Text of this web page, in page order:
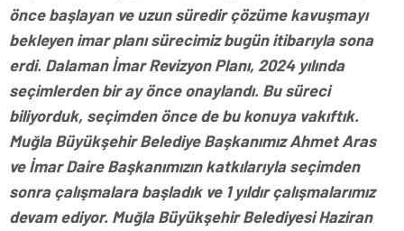
önce başlayan ve uzun süredir çözüme kavuşmayı
bekleyen imar planı sürecimiz bugün itibarıyla sona
erdi. Dalaman İmar Revizyon Planı, 2024 yılında
seçimlerden bir ay önce onaylandı. Bu süreci
biliyorduk, seçimden önce de bu konuya vakıftık.
Muğla Büyükşehir Belediye Başkanımız Ahmet Aras
ve İmar Daire Başkanımızın katkılarıyla seçimden
sonra çalışmalara başladık ve 1 yıldır çalışmalarımız
devam ediyor. Muğla Büyükşehir Belediyesi Haziran